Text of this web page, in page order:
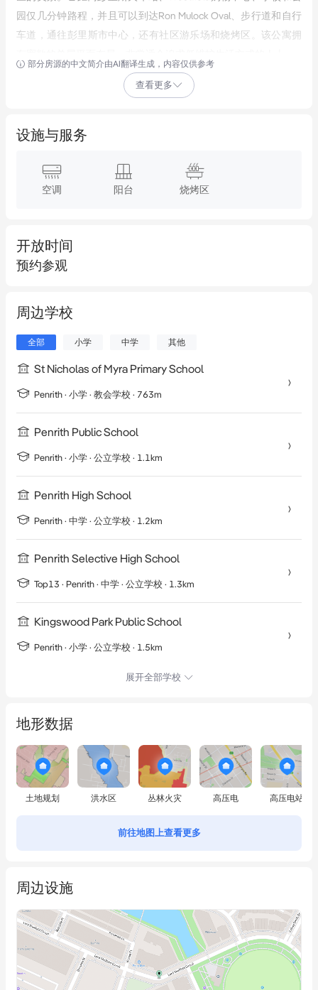
园仅几分钟路程，并且可以到达Ron Mulock Oval、步行道和自行
车道，通往彭里斯市中心，还有社区游乐场和烧烤区。该公寓拥
特色：
~ 宽敞的开放式客厅和餐厅，铺设木地板，配备空调和LED照明
~ 两间铺有地毯的卧室，带内置衣柜和空调
~ 设计师打造的燃气厨房，配备Omega洗碗机、传统烤箱和微波
炉
~ 安全电梯通道，对讲设施，地下室停车位旁设有储物笼
~ 现场物业管理，提供维护门户
支出：
市政费：约每季度473澳元
Thornton Estate - Effortless Urban Living with Spectacular Views
Phone Enquiry ID: 230571
This spacious and modern two bedroom apartment is located on
district outlooks. It is only minutes away from the Penrith train
station, Westfield shopping mall, schools, park lands and have
access to Ron Mulock Oval, walkways and cycle paths that lead to
It features a generous single level floorplan that's ideally
configured to meet the needs of low maintenance lifestyle
Featuring:
~ East facing balcony allowing morning sunshine
~ Great-sized timber floors open plan lounge & dining with air-con
and LED light filled throughout
~ Second bedroom with opening to the balcony, plus modern
bathroom
~ Designer eat-in gas kitchen with Omega Dishwasher,
Conventional Oven and Microwave Oven
~ Internal laundry space with Omega Dryer
~ Secure lift access, intercom facility, basement parking with
部分房源的中文简介由AI翻译生成，内容仅供参考
查看更多
设施与服务
空调 阳台 烧烤区
开放时间
预约参观
周边学校
全部 小学 中学 其他
St Nicholas of Myra Primary School
Penrith · 小学 · 教会学校 · 763m
Penrith Public School
Penrith · 小学 · 公立学校 · 1.1km
Penrith High School
Penrith · 中学 · 公立学校 · 1.2km
Penrith Selective High School
Top13 · Penrith · 中学 · 公立学校 · 1.3km
Kingswood Park Public School
Penrith · 小学 · 公立学校 · 1.5km
展开全部学校
地形数据
土地规划 洪水区 丛林火灾 高压电 高压电站
前往地图上查看更多
周边设施